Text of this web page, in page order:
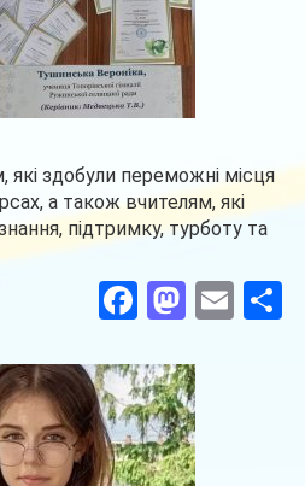
які здобули переможні місця
а також вчителям, які
підтримку, турботу та
Facebook